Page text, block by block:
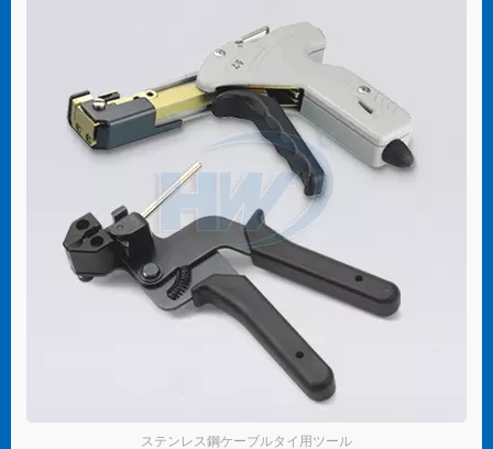
ステンレス鋼ケーブルタイ用ツール